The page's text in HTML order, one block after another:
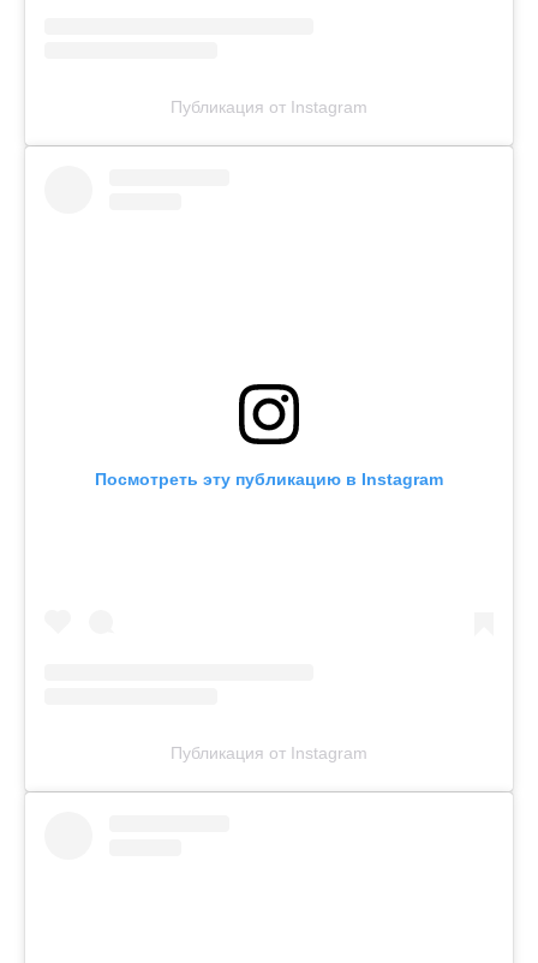
Публикация от Instagram
Посмотреть эту публикацию в Instagram
Публикация от Instagram